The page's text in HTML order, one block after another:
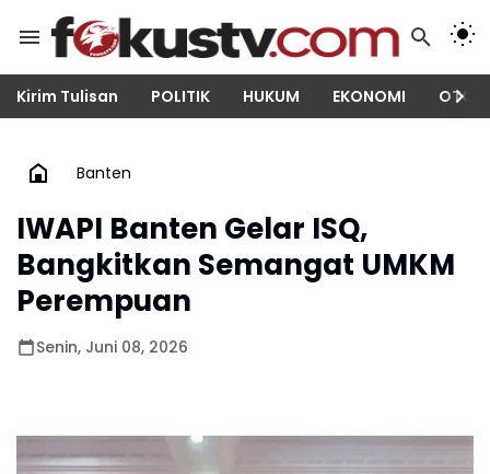
Kirim Tulisan POLITIK HUKUM EKONOMI
Banten
IWAPI Banten Gelar ISQ,
Bangkitkan Semangat UMKM
Perempuan
Senin, Juni 08, 2026